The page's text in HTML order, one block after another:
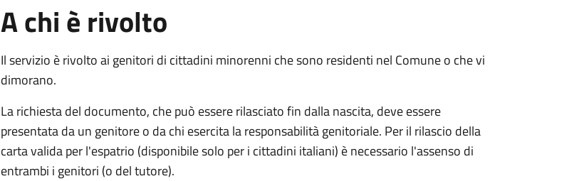
A chi è rivolto
Il servizio è rivolto ai genitori di cittadini minorenni che sono residenti nel Comune o che vi
dimorano.
La richiesta del documento, che può essere rilasciato fin dalla nascita, deve essere
presentata da un genitore o da chi esercita la responsabilità genitoriale. Per il rilascio della
carta valida per l'espatrio (disponibile solo per i cittadini italiani) è necessario l'assenso di
entrambi i genitori (o del tutore).